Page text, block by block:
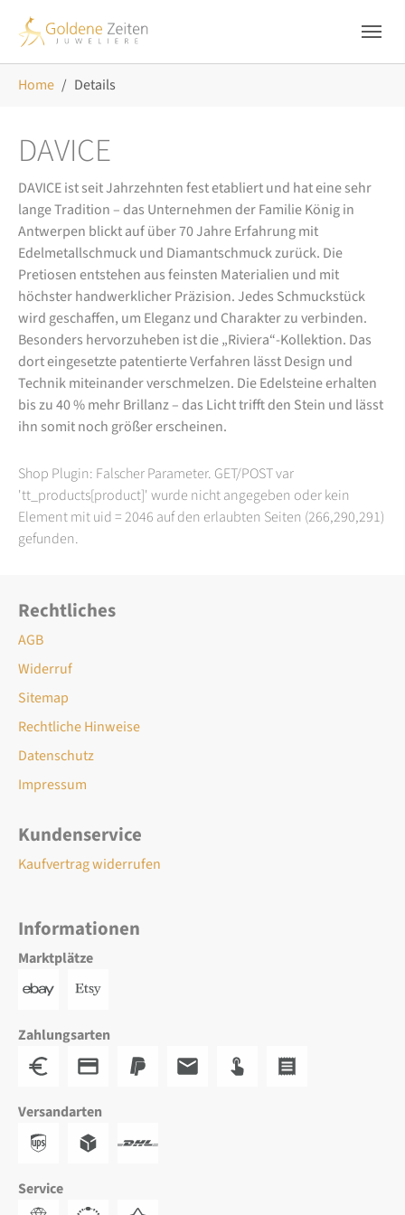
Home Details
DAVICE
DAVICE ist seit Jahrzehnten fest etabliert und hat eine sehr
lange Tradition – das Unternehmen der Familie König in
Antwerpen blickt auf über 70 Jahre Erfahrung mit
Edelmetallschmuck und Diamantschmuck zurück. Die
Pretiosen entstehen aus feinsten Materialien und mit
höchster handwerklicher Präzision. Jedes Schmuckstück
wird geschaffen, um Eleganz und Charakter zu verbinden.
Besonders hervorzuheben ist die „Riviera“-Kollektion. Das
dort eingesetzte patentierte Verfahren lässt Design und
Technik miteinander verschmelzen. Die Edelsteine erhalten
bis zu 40 % mehr Brillanz – das Licht trifft den Stein und lässt
ihn somit noch größer erscheinen.
Shop Plugin: Falscher Parameter. GET/POST var
'tt_products[product]' wurde nicht angegeben oder kein
Element mit uid = 2046 auf den erlaubten Seiten (266,290,291)
gefunden.
Rechtliches
AGB
Widerruf
Sitemap
Rechtliche Hinweise
Datenschutz
Impressum
Kundenservice
Kaufvertrag widerrufen
Informationen
Marktplätze
Zahlungsarten
Versandarten
Service